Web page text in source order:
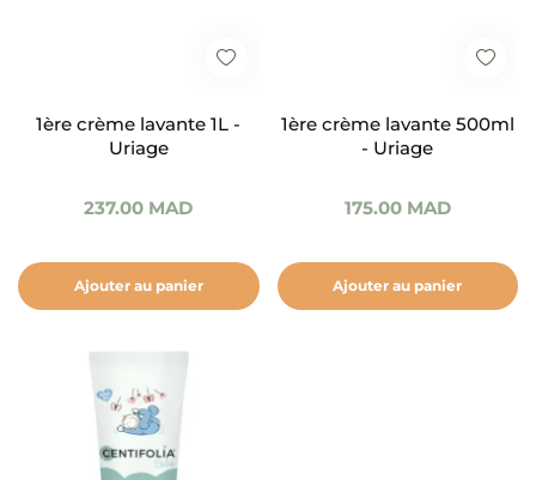
1ère crème lavante 1L -
Uriage
237.00 MAD
Ajouter au panier
1ère crème lavante 500ml
- Uriage
175.00 MAD
Ajouter au panier